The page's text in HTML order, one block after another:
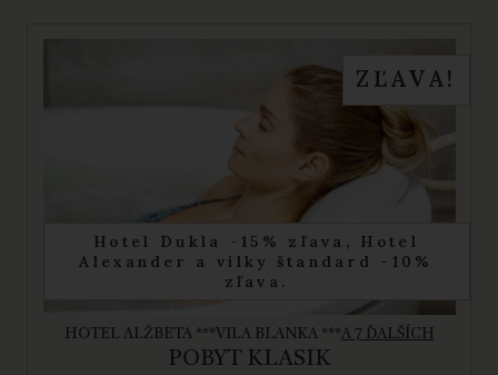
ZĽAVA!
Hotel Dukla -15% zľava, Hotel
Alexander a vilky štandard -10%
zľava.
HOTEL ALŽBETA ***VILA BLANKA ***A 7 ĎALŠÍCH
POBYT KLASIK